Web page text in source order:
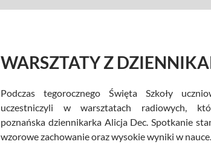
WARSZTATY Z
Podczas tegorocznego Święta Szkoły
uczestniczyli w warsztatach radiowych,
poznańska dziennikarka Alicja Dec. Spotkanie
wzorowe zachowanie oraz wysokie wyniki w nauce.